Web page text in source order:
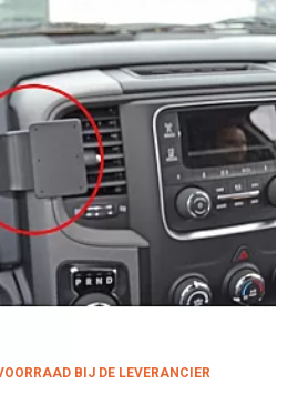
BIJ DE LEVERANCIER